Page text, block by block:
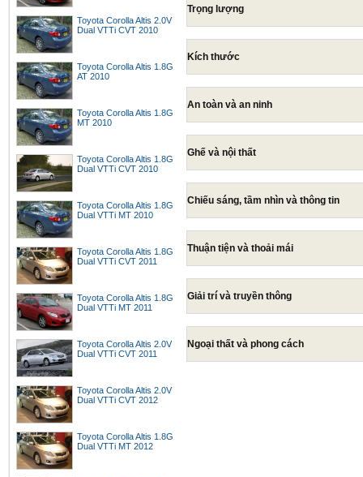
Toyota Corolla Altis 2.0V
Dual VTTi CVT 2010
Toyota Corolla Altis 1.8G
AT 2010
Toyota Corolla Altis 1.8G
MT 2010
Toyota Corolla Altis 1.8G
Dual VTTi CVT 2010
Toyota Corolla Altis 1.8G
Dual VTTi MT 2010
Toyota Corolla Altis 1.8G
Dual VTTi CVT 2011
Toyota Corolla Altis 1.8G
Dual VTTi MT 2011
Toyota Corolla Altis 2.0V
Dual VTTi CVT 2011
Toyota Corolla Altis 2.0V
Dual VTTi CVT 2012
Toyota Corolla Altis 1.8G
Dual VTTi MT 2012
Trọng lượng
Kích thước
An toàn và an ninh
Ghế và nội thất
Chiếu sáng, tầm nhìn và thông tin
Thuận tiện và thoải mái
Giải trí và truyền thông
Ngoại thất và phong cách